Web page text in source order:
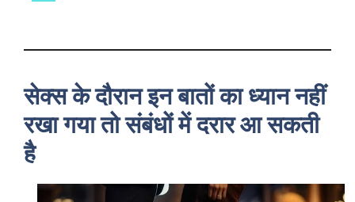
सेक्स के दौरान इन बातों का ध्यान नहीं
रखा गया तो संबंधों में दरार आ सकती
है